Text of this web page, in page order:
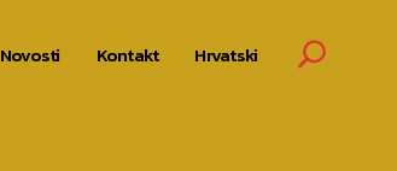
Novosti Kontakt Hrvatski